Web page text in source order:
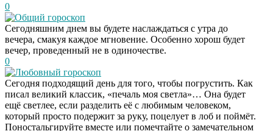
0
Общий гороскоп
Сегодняшним днем вы будете наслаждаться с утра до
вечера, смакуя каждое мгновение. Особенно хорош будет
вечер, проведенный не в одиночестве.
0
Любовный гороскоп
Сегодня подходящий день для того, чтобы погрустить. Как
писал великий классик, «печаль моя светла»… Она будет
ещё светлее, если разделить её с любимым человеком,
который просто подержит за руку, поцелует в лоб и поймёт.
Поностальгируйте вместе или помечтайте о замечательном